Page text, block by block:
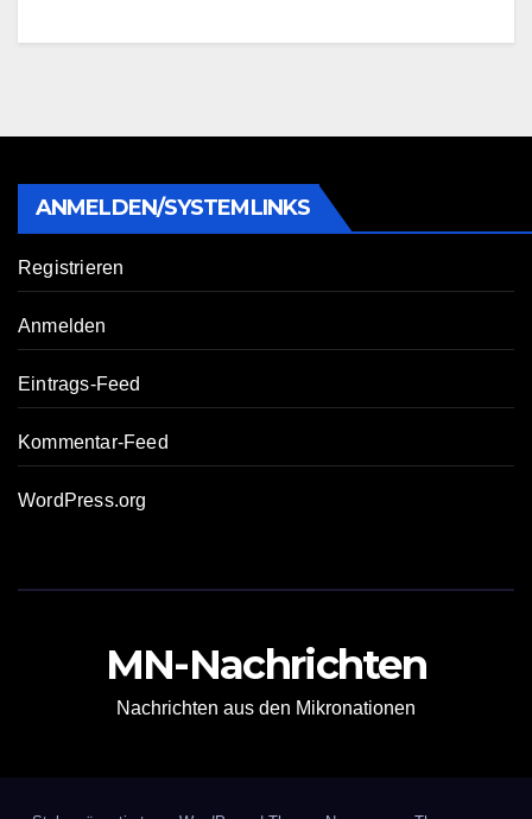
ANMELDEN/SYSTEMLINKS
Registrieren
Anmelden
Eintrags-Feed
Kommentar-Feed
WordPress.org
MN-Nachrichten
Nachrichten aus den Mikronationen